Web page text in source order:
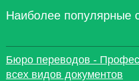
Наиболее популярные
Бюро переводов -
всех видов документов